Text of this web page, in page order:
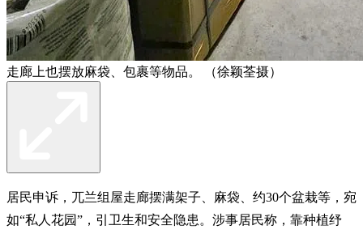
走廊上也摆放麻袋、包裹等物品。 （徐颖荃摄）
居民申诉，兀兰组屋走廊摆满架子、麻袋、约30个盆栽等，宛
如“私人花园”，引卫生和安全隐患。涉事居民称，靠种植纾